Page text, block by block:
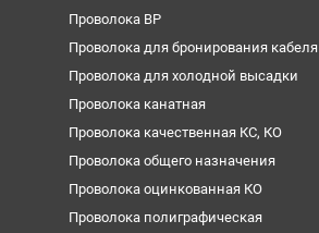
Проволока ВР
Проволока для бронирования кабеля
Проволока для холодной высадки
Проволока канатная
Проволока качественная КС, КО
Проволока общего назначения
Проволока оцинкованная КО
Проволока полиграфическая